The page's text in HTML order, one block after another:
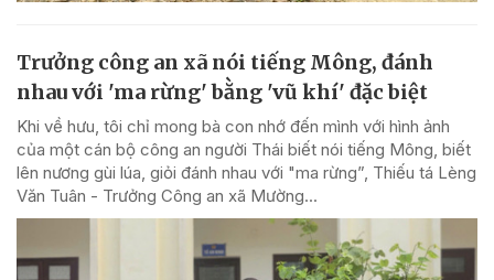
Trưởng công an xã nói tiếng Mông, đánh
nhau với 'ma rừng' bằng 'vũ khí' đặc biệt
Khi về hưu, tôi chỉ mong bà con nhớ đến mình với hình ảnh
của một cán bộ công an người Thái biết nói tiếng Mông, biết
lên nương gùi lúa, giỏi đánh nhau với "ma rừng”, Thiếu tá Lèng
Văn Tuân - Trưởng Công an xã Mường...